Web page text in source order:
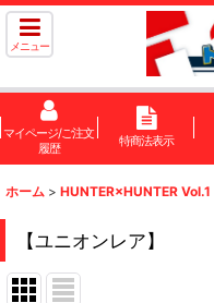
メニュー
マイページ/ご注文
履歴
特商法表示
ホーム > HUNTER×HUNTER Vol.1
【ユニオンレア】